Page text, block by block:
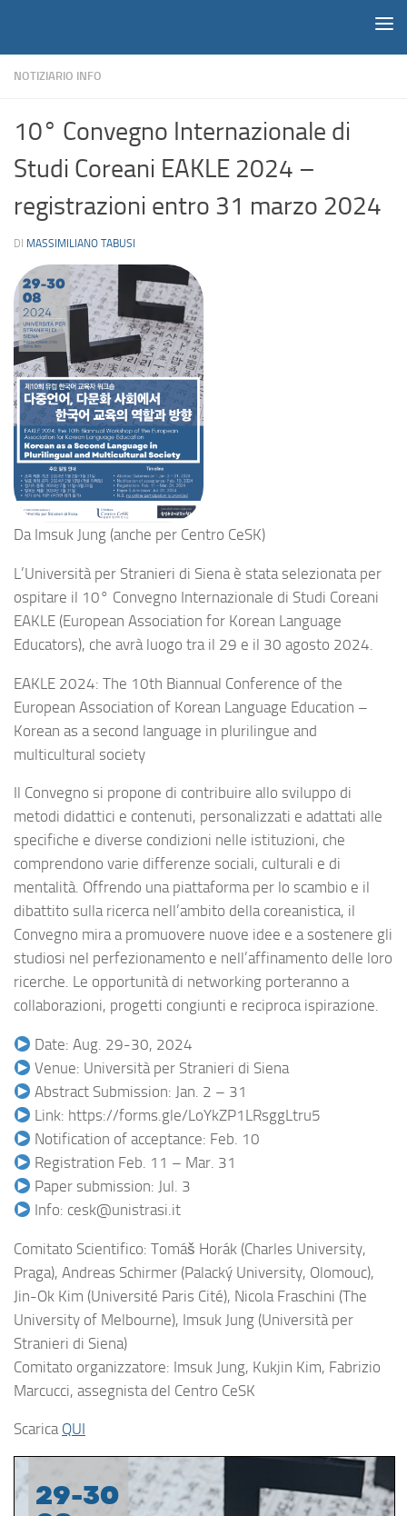
NOTIZIARIO INFO
10° Convegno Internazionale di
Studi Coreani EAKLE 2024 –
registrazioni entro 31 marzo 2024
DI MASSIMILIANO TABUSI
Da Imsuk Jung (anche per Centro CeSK)
L’Università per Stranieri di Siena è stata selezionata per
ospitare il 10° Convegno Internazionale di Studi Coreani
EAKLE (European Association for Korean Language
Educators), che avrà luogo tra il 29 e il 30 agosto 2024.
EAKLE 2024: The 10th Biannual Conference of the
European Association of Korean Language Education –
Korean as a second language in plurilingue and
multicultural society
Il Convegno si propone di contribuire allo sviluppo di
metodi didattici e contenuti, personalizzati e adattati alle
specifiche e diverse condizioni nelle istituzioni, che
comprendono varie differenze sociali, culturali e di
mentalità. Offrendo una piattaforma per lo scambio e il
dibattito sulla ricerca nell’ambito della coreanistica, il
Convegno mira a promuovere nuove idee e a sostenere gli
studiosi nel perfezionamento e nell’affinamento delle loro
ricerche. Le opportunità di networking porteranno a
collaborazioni, progetti congiunti e reciproca ispirazione.
Date: Aug. 29-30, 2024
Venue: Università per Stranieri di Siena
Abstract Submission: Jan. 2 – 31
Link: https://forms.gle/LoYkZP1LRsggLtru5
Notification of acceptance: Feb. 10
Registration Feb. 11 – Mar. 31
Paper submission: Jul. 3
Info: cesk@unistrasi.it
Comitato Scientifico: Tomáš Horák (Charles University,
Praga), Andreas Schirmer (Palacký University, Olomouc),
Jin-Ok Kim (Université Paris Cité), Nicola Fraschini (The
University of Melbourne), Imsuk Jung (Università per
Stranieri di Siena)
Comitato organizzatore: Imsuk Jung, Kukjin Kim, Fabrizio
Marcucci, assegnista del Centro CeSK
Scarica QUI